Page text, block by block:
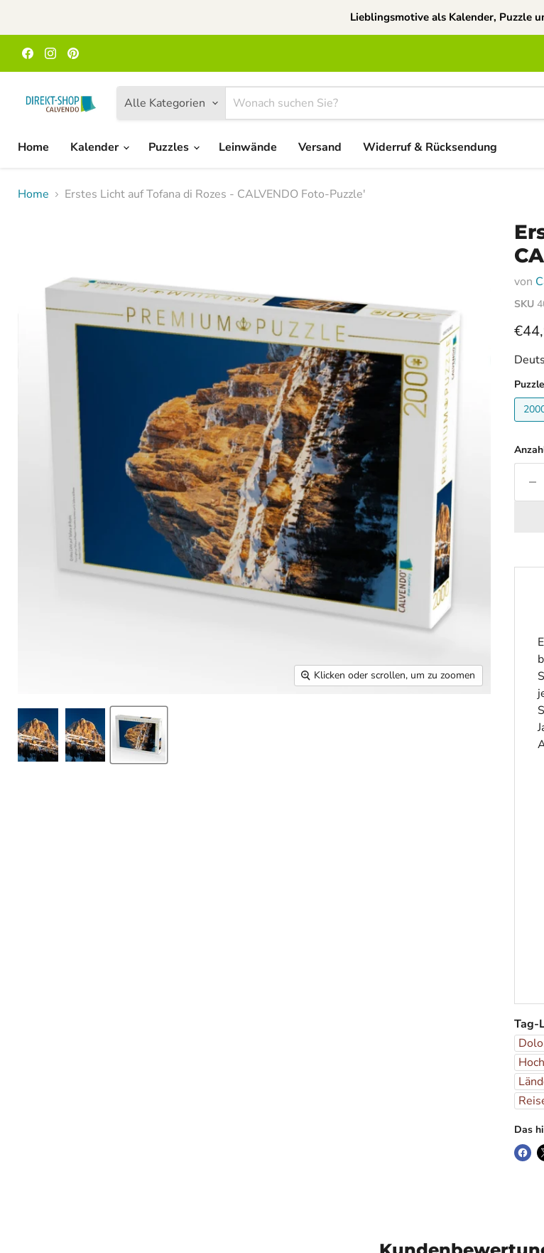
Lieblingsmotive als Kalender, Puzzle
Finden
Sie
uns
Facebook
Finden
Sie
uns
Instagram
uns
Pinterest Alle Kategorien
Home
Kalender Puzzles Leinwände Versand Widerruf & Rücksendung
Home Erstes Licht auf Tofana di Rozes - CALVENDO Foto-Puzzle'
Klicken oder scrollen, um zu zoomen
von
SKU
Tag-
Das